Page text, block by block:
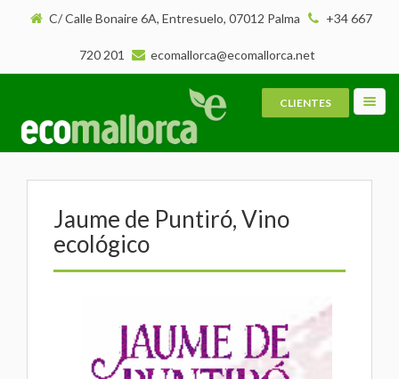
C/ Calle Bonaire 6A, Entresuelo, 07012 Palma +34 667
720 201 ecomallorca@ecomallorca.net
CLIENTES
Jaume de Puntiró, Vino
ecológico